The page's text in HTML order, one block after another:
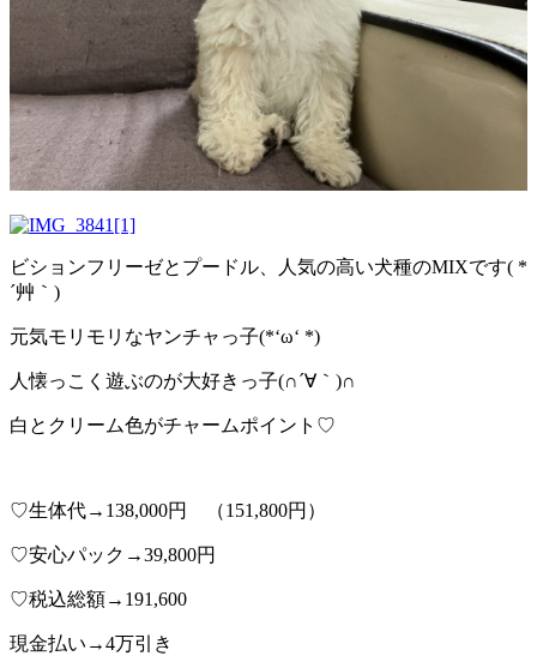
ビションフリーゼとプードル、人気の高い犬種のMIXです( *
´艸｀)
元気モリモリなヤンチャっ子(*‘ω‘ *)
人懐っこく遊ぶのが大好きっ子(∩´∀｀)∩
白とクリーム色がチャームポイント♡
♡生体代→138,000円 （151,800円）
♡安心パック→39,800円
♡税込総額→191,600
現金払い→4万引き